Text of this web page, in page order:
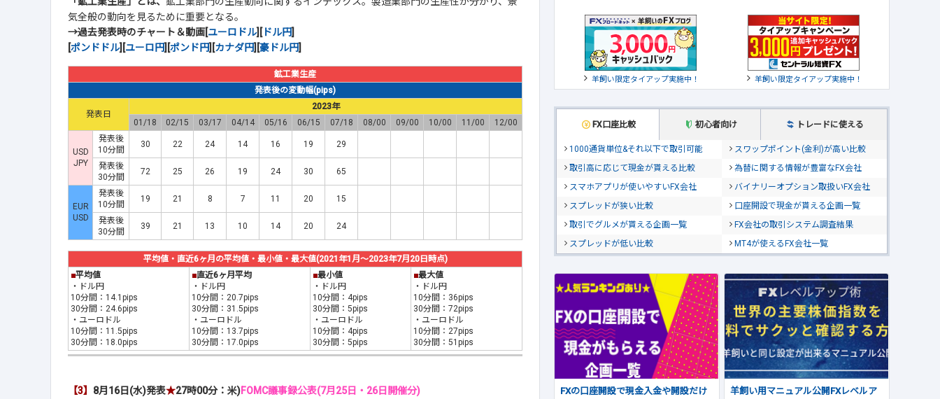
気全般の動向を見るために重要となる。
→過去発表時のチャート＆動画[ユーロドル][ ドル円]
[ポンドドル][ユーロ円][ポンド円][カナダ円][豪ドル円]
鉱工業生産
発表後の変動幅(pips)
発表日
2023年
01/18
02/15 03/17 04/14 05/16 06/15 07/18 08/00 09/00 10/00 11/00 12/00
USD
JPY
発表後
10分間
30 22 24 14 16 19 29
発表後
30分間
72 25 26 19 24 30 65
EUR
USD
発表後
10分間
19 21 8 7 11 20 15
発表後
30分間
39 21 13 10 14 20 24
平均値・直近6ヶ月の平均値・最小値・最大値(2021年1月～2023年7月20日時点)
■平均値
・ドル円
10分間：14.1pips
30分間：24.6pips
・ユーロドル
10分間：11.5pips
30分間：18.0pips
■直近6ヶ月平均
・ドル円
10分間：20.7pips
30分間：31.5pips
・ユーロドル
10分間：13.7pips
30分間：17.0pips
■最小値
・ドル円
10分間：4pips
30分間：5pips
・ユーロドル
10分間：4pips
30分間：5pips
■最大値
・ドル円
10分間：36pips
30分間：72pips
・ユーロドル
10分間：27pips
30分間：51pips
【3】 8月16日(水)発表★27時00分：米)FOMC議事録公表(7月25日・26日開催分)
羊飼い限定タイアップ実施中！ 羊飼い限定タイアップ実施中！
FX口座比較 初心者向け トレードに使える
1000通貨単位&それ以下で取引可能
スワップポイント(金利)が高い比較
取引高に応じて現金が貰える比較
為替に関する情報が豊富なFX会社
スマホアプリが使いやすいFX会社
バイナリーオプション取扱いFX会社
スプレッドが狭い比較
口座開設で現金が貰える企画一覧
取引でグルメが貰える企画一覧
FX会社の取引システム調査結果
スプレッドが低い比較
MT4が使えるFX会社一覧
FXの口座開設で現金入金や開設だけ
羊飼い用マニュアル公開FXレベルア